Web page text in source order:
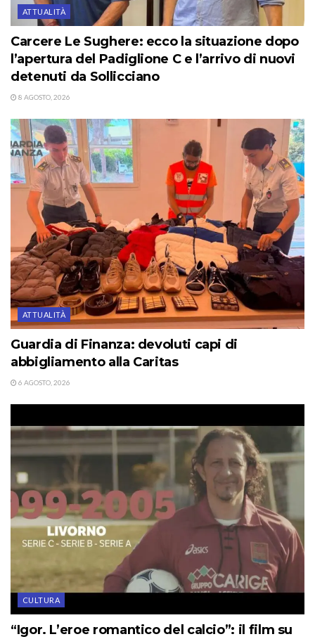
ATTUALITÀ
Carcere Le Sughere: ecco la situazione dopo
l’apertura del Padiglione C e l’arrivo di nuovi
detenuti da Sollicciano
8 AGOSTO, 2026
ATTUALITÀ
Guardia di Finanza: devoluti capi di
abbigliamento alla Caritas
6 AGOSTO, 2026
CULTURA
“Igor. L’eroe romantico del calcio”: il film su